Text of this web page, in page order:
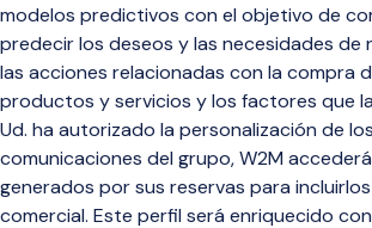
modelos predictivos con el objetivo de
predecir los deseos y las necesidades de
las acciones relacionadas con la compra
productos y servicios y los factores que
Ud. ha autorizado la personalización de
comunicaciones del grupo, W2M
generados por sus reservas para
comercial. Este perfil será enriquecido